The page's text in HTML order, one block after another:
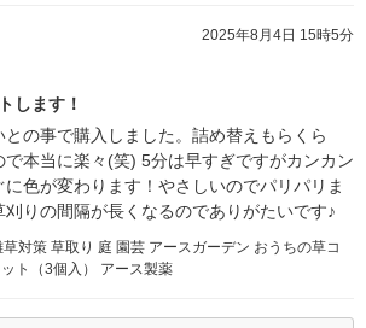
2025年8月4日 15時5分
します！
の事で購入しました。詰め替えもらくら
で本当に楽々(笑) 5分は早すぎですがカンカン
色が変わります！やさしいのでパリパリま
りの間隔が長くなるのでありがたいです♪
対策 草取り 庭 園芸 アースガーデン おうちの草コ
ト（3個入） アース製薬